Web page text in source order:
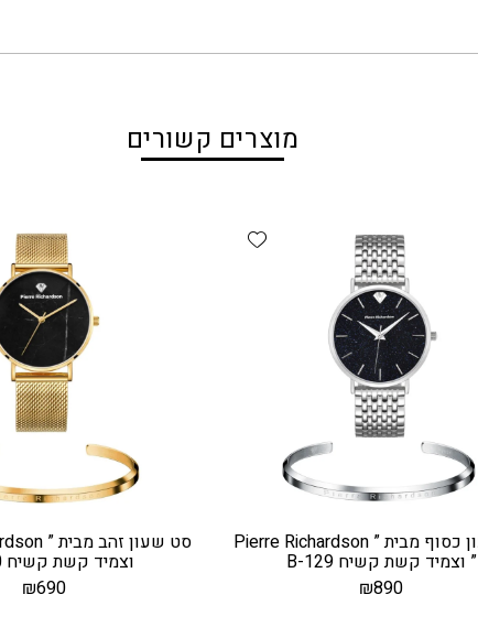
מוצרים קשורים
Add wishlist
סט שעון כסוף מבית ” Pierre Richardson
” וצמיד קשת קשיח B-129
₪890
וצמיד קשת קשיח B-140
₪690